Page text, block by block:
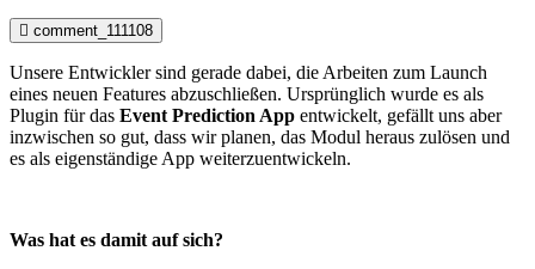
comment_111108
Unsere Entwickler sind gerade dabei, die Arbeiten zum Launch
eines neuen Features abzuschließen. Ursprünglich wurde es als
Plugin für das Event Prediction App entwickelt, gefällt uns aber
inzwischen so gut, dass wir planen, das Modul heraus zulösen und
es als eigenständige App weiterzuentwickeln.
Was hat es damit auf sich?